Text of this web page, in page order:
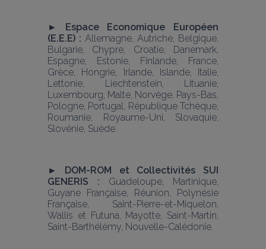
► Espace Economique Européen
(E.E.E) : Allemagne, Autriche, Belgique,
Bulgarie, Chypre, Croatie, Danemark,
Espagne, Estonie, Finlande, France,
Grèce, Hongrie, Irlande, Islande, Italie,
Lettonie, Liechtenstein, Lituanie,
Luxembourg, Malte, Norvège, Pays-Bas,
Pologne, Portugal, République Tchèque,
Roumanie, Royaume-Uni, Slovaquie,
Slovénie, Suède.
► DOM-ROM et Collectivités SUI
GENERIS : Guadeloupe, Martinique,
Guyane Française, Réunion, Polynésie
Française, Saint-Pierre-et-Miquelon,
Wallis et Futuna, Mayotte, Saint-Martin,
Saint-Barthélémy, Nouvelle-Calédonie.